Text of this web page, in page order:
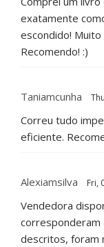
exatamente
escondido!
Recomendo! :)
Taniamcunha
Correu tudo
eficiente.
Alexiamsilva Fri,
Vendedora
corresponderam
descritos, foram